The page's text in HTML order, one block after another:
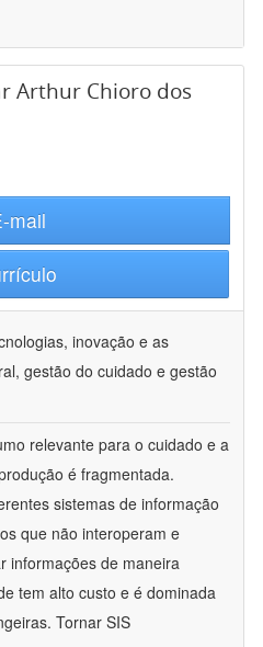
Arthur Chioro dos
mail
inovação e as
gestão do cuidado e gestão
relevante para o cuidado e a
é fragmentada.
sistemas de informação
que não interoperam e
informações de maneira
tem alto custo e é dominada
Tornar SIS